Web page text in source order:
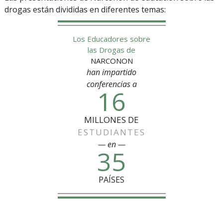
drogas están divididas en diferentes temas:
Los Educadores sobre
las Drogas de
NARCONON
han impartido
conferencias a
16
MILLONES DE
ESTUDIANTES
— en —
35
PAÍSES